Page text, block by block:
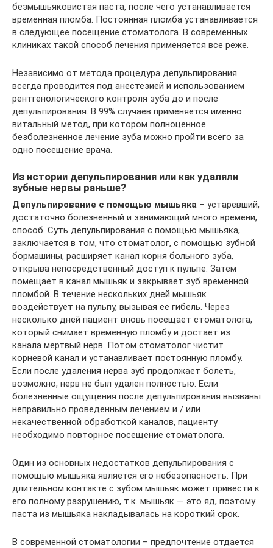
безмышьяковистая паста, после чего устанавливается
временная пломба. Постоянная пломба устанавливается
в следующее посещение стоматолога. В современных
клиниках такой способ лечения применяется все реже.
Независимо от метода процедура депульпирования
всегда проводится под анестезией и использованием
рентгенологического контроля зуба до и после
депульпирования. В 99% случаев применяется именно
витальный метод, при котором полноценное
безболезненное лечение зуба можно пройти всего за
одно посещение врача.
Из истории депульпирования или как удаляли
зубные нервы раньше?
Депульпирование с помощью мышьяка – устаревший,
достаточно болезненный и занимающий много времени,
способ. Суть депульпирования с помощью мышьяка,
заключается в том, что стоматолог, с помощью зубной
бормашины, расширяет канал корня больного зуба,
открыва непосредственный доступ к пульпе. Затем
помещает в канал мышьяк и закрывает зуб временной
пломбой. В течение нескольких дней мышьяк
воздействует на пульпу, вызывая ее гибель. Через
несколько дней пациент вновь посещает стоматолога,
который снимает временную пломбу и достает из
канала мертвый нерв. Потом стоматолог чистит
корневой канал и устанавливает постоянную пломбу.
Если после удаления нерва зуб продолжает болеть,
возможно, нерв не был удален полностью. Если
болезненные ощущения после депульпирования вызваны
неправильно проведенным лечением и / или
некачественной обработкой каналов, пациенту
необходимо повторное посещение стоматолога.
Один из основных недостатков депульпирования с
помощью мышьяка является его небезопасность. При
длительном контакте с зубом мышьяк может привести к
его полному разрушению, т.к. мышьяк — это яд, поэтому
паста из мышьяка накладывалась на короткий срок.
В современной стоматологии – предпочтение отдается